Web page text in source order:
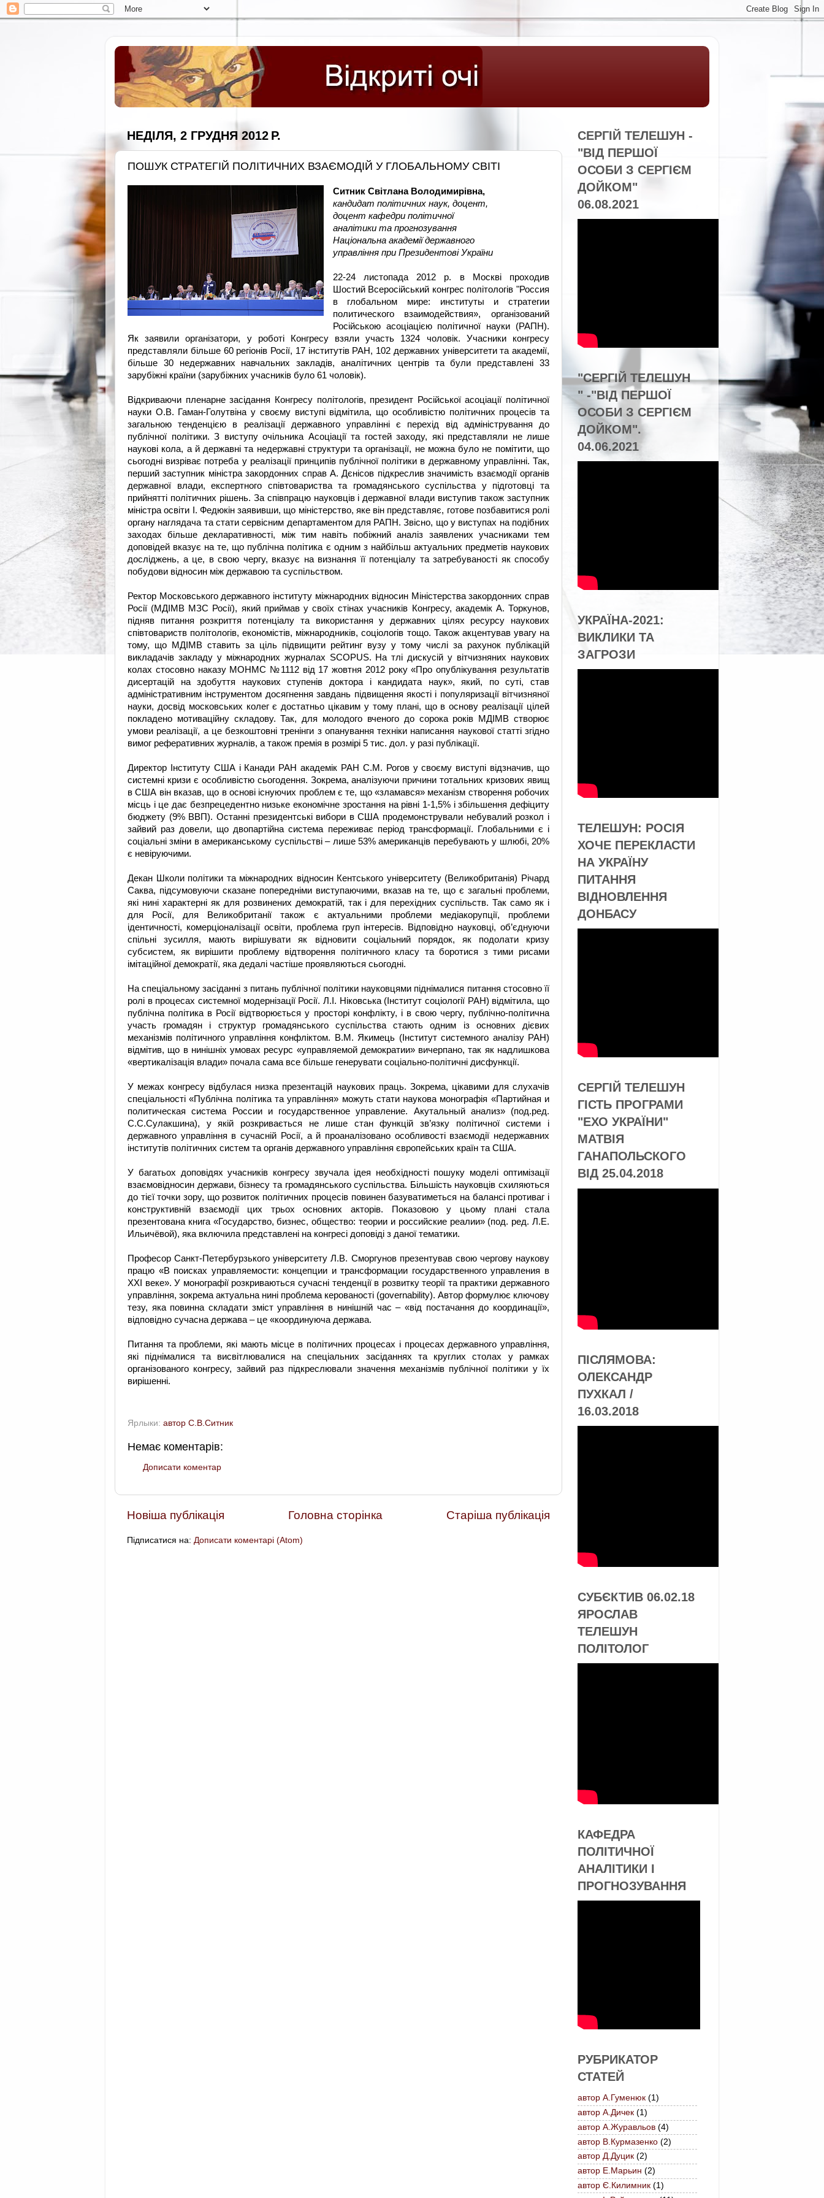
НЕДІЛЯ, 2 ГРУДНЯ 2012 Р.
ПОШУК СТРАТЕГІЙ ПОЛІТИЧНИХ ВЗАЄМОДІЙ У ГЛОБАЛЬНОМУ СВІТІ
Ситник Світлана Володимирівна,
кандидат політичних наук, доцент,
доцент кафедри політичної
аналітики та прогнозування
Національна академії державного
управління при Президентові України
22-24 листопада 2012 р. в Москві проходив
Шостий Всеросійський конгрес політологів "Россия
в глобальном мире: институты и стратегии
политического взаимодействия», організований
Російською асоціацією політичної науки (РАПН).
Як заявили організатори, у роботі Конгресу взяли участь 1324 чоловік. Учасники конгресу
представляли більше 60 регіонів Росії, 17 інститутів РАН, 102 державних університети та академії,
більше 30 недержавних навчальних закладів, аналітичних центрів та були представлені 33
зарубіжні країни (зарубіжних учасників було 61 чоловік).
Відкриваючи пленарне засідання Конгресу політологів, президент Російської асоціації політичної
науки О.В. Гаман-Голутвіна у своєму виступі відмітила, що особливістю політичних процесів та
загальною тенденцією в реалізації державного управлінні є перехід від адміністрування до
публічної політики. З виступу очільника Асоціації та гостей заходу, які представляли не лише
наукові кола, а й державні та недержавні структури та організації, не можна було не помітити, що
сьогодні визріває потреба у реалізації принципів публічної політики в державному управлінні. Так,
перший заступник міністра закордонних справ А. Дєнісов підкреслив значимість взаємодії органів
державної влади, експертного співтовариства та громадянського суспільства у підготовці та
прийнятті політичних рішень. За співпрацю науковців і державної влади виступив також заступник
міністра освіти І. Федюкін заявивши, що міністерство, яке він представляє, готове позбавитися ролі
органу наглядача та стати сервісним департаментом для РАПН. Звісно, що у виступах на подібних
заходах більше декларативності, між тим навіть побіжний аналіз заявлених учасниками тем
доповідей вказує на те, що публічна політика є одним з найбільш актуальних предметів наукових
досліджень, а це, в свою чергу, вказує на визнання її потенціалу та затребуваності як способу
побудови відносин між державою та суспільством.
Ректор Московського державного інституту міжнародних відносин Міністерства закордонних справ
Росії (МДІМВ МЗС Росії), який приймав у своїх стінах учасників Конгресу, академік А. Торкунов,
підняв питання розкриття потенціалу та використання у державних цілях ресурсу наукових
співтовариств політологів, економістів, міжнародників, соціологів тощо. Також акцентував увагу на
тому, що МДІМВ ставить за ціль підвищити рейтинг вузу у тому числі за рахунок публікацій
викладачів закладу у міжнародних журналах SCOPUS. На тлі дискусій у вітчизняних наукових
колах стосовно наказу МОНМС №1112 від 17 жовтня 2012 року «Про опублікування результатів
дисертацій на здобуття наукових ступенів доктора і кандидата наук», який, по суті, став
адміністративним інструментом досягнення завдань підвищення якості і популяризації вітчизняної
науки, досвід московських колег є достатньо цікавим у тому плані, що в основу реалізації цілей
покладено мотиваційну складову. Так, для молодого вченого до сорока років МДІМВ створює
умови реалізації, а це безкоштовні тренінги з опанування техніки написання наукової статті згідно
вимог реферативних журналів, а також премія в розмірі 5 тис. дол. у разі публікації.
Директор Інституту США і Канади РАН академік РАН С.М. Рогов у своєму виступі відзначив, що
системні кризи є особливістю сьогодення. Зокрема, аналізуючи причини тотальних кризових явищ
в США він вказав, що в основі існуючих проблем є те, що «зламався» механізм створення робочих
місць і це дає безпрецедентно низьке економічне зростання на рівні 1-1,5% і збільшення дефіциту
бюджету (9% ВВП). Останні президентські вибори в США продемонстрували небувалий розкол і
зайвий раз довели, що двопартійна система переживає період трансформації. Глобальними є і
соціальні зміни в американському суспільстві – лише 53% американців перебувають у шлюбі, 20%
є невіруючими.
Декан Школи політики та міжнародних відносин Кентського університету (Великобританія) Річард
Саква, підсумовуючи сказане попередніми виступаючими, вказав на те, що є загальні проблеми,
які нині характерні як для розвинених демократій, так і для перехідних суспільств. Так само як і
для Росії, для Великобританії також є актуальними проблеми медіакорупції, проблеми
ідентичності, комерціоналізації освіти, проблема груп інтересів. Відповідно науковці, об’єднуючи
спільні зусилля, мають вирішувати як відновити соціальний порядок, як подолати кризу
субсистем, як вирішити проблему відтворення політичного класу та боротися з тими рисами
імітаційної демократії, яка дедалі частіше проявляються сьогодні.
На спеціальному засіданні з питань публічної політики науковцями піднімалися питання стосовно її
ролі в процесах системної модернізації Росії. Л.І. Ніковська (Інститут соціології РАН) відмітила, що
публічна політика в Росії відтворюється у просторі конфлікту, і в свою чергу, публічно-політична
участь громадян і структур громадянського суспільства стають одним із основних дієвих
механізмів політичного управління конфліктом. В.М. Якимець (Інститут системного аналізу РАН)
відмітив, що в нинішніх умовах ресурс «управляемой демократии» вичерпано, так як надлишкова
«вертикалізація влади» почала сама все більше генерувати соціально-політичні дисфункції.
У межах конгресу відбулася низка презентацій наукових праць. Зокрема, цікавими для слухачів
спеціальності «Публічна політика та управління» можуть стати наукова монографія «Партийная и
политическая система России и государственное управление. Акутальный анализ» (под.ред.
С.С.Сулакшина), у якій розкривається не лише стан функцій зв’язку політичної системи і
державного управління в сучасній Росії, а й проаналізовано особливості взаємодії недержавних
інститутів політичних систем та органів державного управління європейських країн та США.
У багатьох доповідях учасників конгресу звучала ідея необхідності пошуку моделі оптимізації
взаємовідносин держави, бізнесу та громадянського суспільства. Більшість науковців схиляються
до тієї точки зору, що розвиток політичних процесів повинен базуватиметься на балансі противаг і
конструктивній взаємодії цих трьох основних акторів. Показовою у цьому плані стала
презентована книга «Государство, бизнес, общество: теории и российские реалии» (под. ред. Л.Е.
Ильичёвой), яка включила представлені на конгресі доповіді з даної тематики.
Професор Санкт-Петербурзького університету Л.В. Сморгунов презентував свою чергову наукову
працю «В поисках управляемости: концепции и трансформации государственного управления в
ХХІ веке». У монографії розкриваються сучасні тенденції в розвитку теорії та практики державного
управління, зокрема актуальна нині проблема керованості (governability). Автор формулює ключову
тезу, яка повинна складати зміст управління в нинішній час – «від постачання до координації»,
відповідно сучасна держава – це «координуюча держава.
Питання та проблеми, які мають місце в політичних процесах і процесах державного управління,
які піднімалися та висвітлювалися на спеціальних засіданнях та круглих столах у рамках
організованого конгресу, зайвий раз підкреслювали значення механізмів публічної політики у їх
вирішенні.
Ярлыки: автор С.В.Ситник
Немає коментарів:
Дописати коментар
Новіша публікація Старіша публікація
Головна сторінка
Підписатися на: Дописати коментарі (Atom)
СЕРГІЙ ТЕЛЕШУН -
"ВІД ПЕРШОЇ
ОСОБИ З СЕРГІЄМ
ДОЙКОМ"
06.08.2021
"СЕРГІЙ ТЕЛЕШУН
" -"ВІД ПЕРШОЇ
ОСОБИ З СЕРГІЄМ
ДОЙКОМ".
04.06.2021
УКРАЇНА-2021:
ВИКЛИКИ ТА
ЗАГРОЗИ
ТЕЛЕШУН: РОСІЯ
ХОЧЕ ПЕРЕКЛАСТИ
НА УКРАЇНУ
ПИТАННЯ
ВІДНОВЛЕННЯ
ДОНБАСУ
СЕРГІЙ ТЕЛЕШУН
ГІСТЬ ПРОГРАМИ
"ЕХО УКРАЇНИ"
МАТВІЯ
ГАНАПОЛЬСКОГО
ВІД 25.04.2018
ПІСЛЯМОВА:
ОЛЕКСАНДР
ПУХКАЛ /
16.03.2018
СУБЄКТИВ 06.02.18
ЯРОСЛАВ
ТЕЛЕШУН
ПОЛІТОЛОГ
КАФЕДРА
ПОЛІТИЧНОЇ
АНАЛІТИКИ І
ПРОГНОЗУВАННЯ
РУБРИКАТОР
СТАТЕЙ
автор А.Гуменюк (1)
автор А.Дичек (1)
автор А.Журавльов (4)
автор В.Курмазенко (2)
автор Д.Дуцик (2)
автор Е.Марьин (2)
автор Є.Килимник (1)